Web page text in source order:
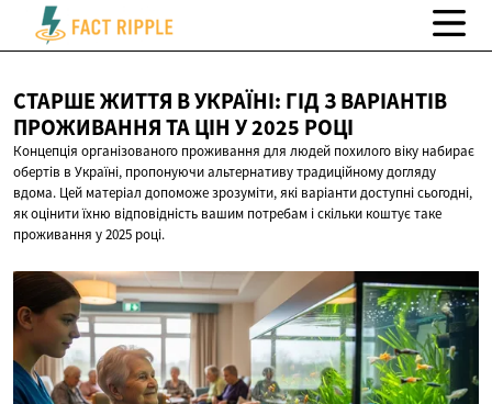
СТАРШЕ ЖИТТЯ В УКРАЇНІ: ГІД З ВАРІАНТІВ
ПРОЖИВАННЯ ТА ЦІН У2025 РОЦІ
Концепція організованого проживання для людей похилого віку набирає
обертів в Україні, пропонуючи альтернативу традиційному догляду
вдома. Цей матеріал допоможе зрозуміти, які варіанти доступні сьогодні,
як оцінити їхню відповідність вашим потребам і скільки коштує таке
проживання у 2025 році.